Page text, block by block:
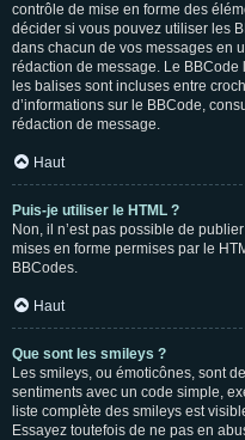
contrôle de mise en forme des
décider si vous pouvez utiliser les
dans chacun de vos messages en
rédaction de message. Le
les balises sont incluses entre
d’informations sur le BBCode,
rédaction de message.
Haut
Puis-je utiliser le HTML ?
Non, il n’est pas possible de
mises en forme permises par le
BBCodes.
Haut
Que sont les smileys ?
Les smileys, ou émoticônes, sont
sentiments avec un code simple,
liste complète des smileys est
Essayez toutefois de ne pas en